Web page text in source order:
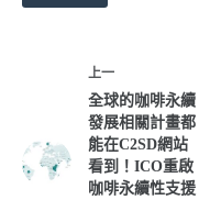
上一
全球的咖啡永續
發展相關計畫都
能在C2SD網站
看到！ICO重啟
咖啡永續性支援